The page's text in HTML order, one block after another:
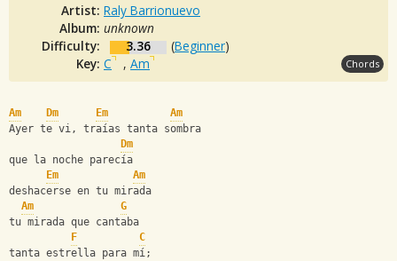
Artist: Raly Barrionuevo
Album: unknown
Difficulty:
3.36 (Beginner)
Key: C , Am Chords
Am Dm Em
Am
Ayer te vi, traías tanta sombra
Dm
que la noche parecía
Em
Am
deshacerse en tu mirada
Am
G
tu mirada que cantaba
F
C
tanta estrella para mí;